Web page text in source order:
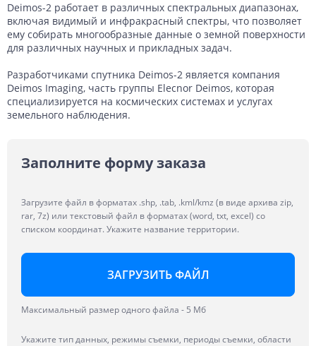
Deimos-2 работает в различных спектральных диапазонах,
включая видимый и инфракрасный спектры, что позволяет
ему собирать многообразные данные о земной поверхности
для различных научных и прикладных задач.
Разработчиками спутника Deimos-2 является компания
Deimos Imaging, часть группы Elecnor Deimos, которая
специализируется на космических системах и услугах
земельного наблюдения.
Заполните форму заказа
Загрузите файл в форматах .shp, .tab, .kml/kmz (в виде архива zip,
rar, 7z) или текстовый файл в форматах (word, txt, excel) со
списком координат. Укажите название территории.
ЗАГРУЗИТЬ ФАЙЛ
Максимальный размер одного файла - 5 Мб
Укажите тип данных, режимы съемки, периоды съемки, области